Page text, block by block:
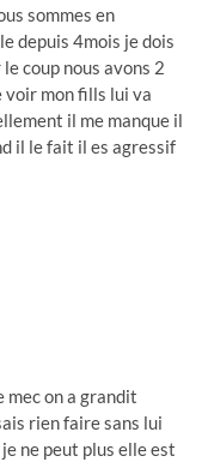
sommes en
depuis 4mois je dois
coup nous avons 2
voir mon fills lui va
il me manque il
il le fait il es agressif
mec on a grandit
rien faire sans lui
je ne peut plus elle est